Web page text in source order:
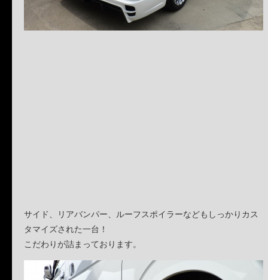
サイド、リアバンパー、ルーフスポイラーなどもしっかりカス
タマイズされた一台！
こだわりが詰まっております。